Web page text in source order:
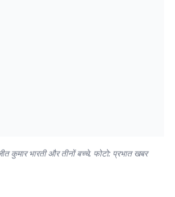
कुमार भारती और तीनों बच्चे. फोटो: प्रभात खबर